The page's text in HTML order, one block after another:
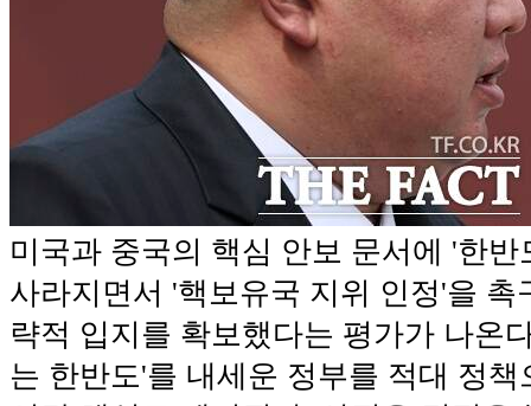
미국과 중국의 핵심 안보 문서에 '한
사라지면서 '핵보유국 지위 인정'을 촉
략적 입지를 확보했다는 평가가 나온
는 한반도'를 내세운 정부를 적대 정